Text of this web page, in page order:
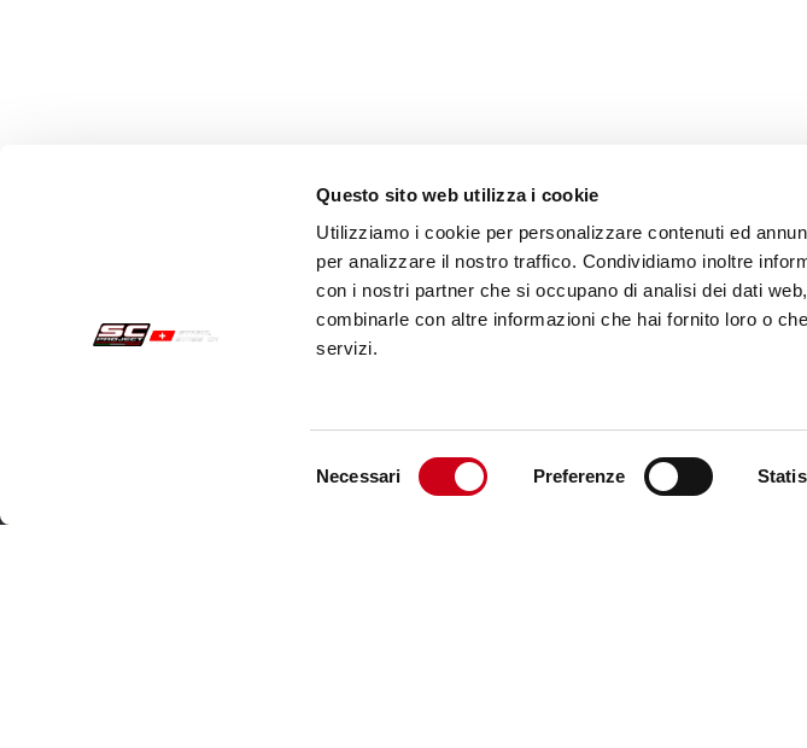
Questo sito web utilizza i cookie
Utilizziamo i cookie per personalizzare contenuti ed
per analizzare il nostro traffico. Condividiamo inoltre
con i nostri partner che si occupano di analisi dei dati
combinarle con altre informazioni che hai fornito loro o
servizi.
Necessari Preferenze
Customer care